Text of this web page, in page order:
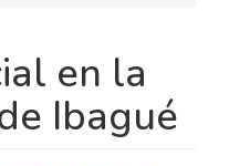
en la
Ibagué